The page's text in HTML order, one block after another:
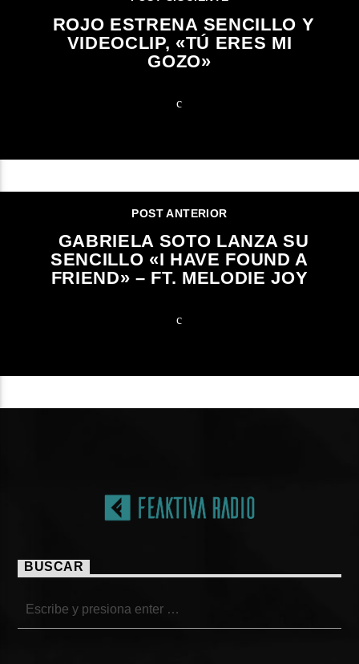
ROJO ESTRENA SENCILLO Y
VIDEOCLIP, «TÚ ERES MI
GOZO»
POST ANTERIOR
GABRIELA SOTO LANZA SU
SENCILLO «I HAVE FOUND A
FRIEND» – FT. MELODIE JOY
BUSCAR